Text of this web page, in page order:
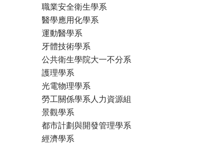
職業安全衛生學系
醫學應用化學系
運動醫學系
牙體技術學系
公共衛生學院大一不分系
護理學系
光電物理學系
勞工關係學系人力資源組
景觀學系
都市計劃與開發管理學系
經濟學系